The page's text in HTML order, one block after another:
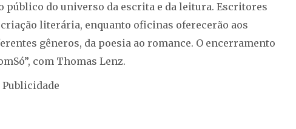
do universo da escrita e da leitura. Escritores
literária, enquanto oficinas oferecerão aos
gêneros, da poesia ao romance. O encerramento
com Thomas Lenz.
Publicidade